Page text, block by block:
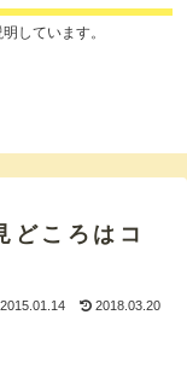
しています。
ころはコ
2015.01.14 2018.03.20